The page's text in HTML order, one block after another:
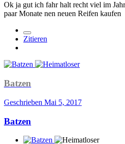
Ok ja gut ich fahr halt recht viel im
paar Monate nen neuen Reifen kaufen
Zitieren
Batzen
Geschrieben Mai 5, 2017
Batzen